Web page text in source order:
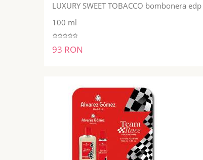
LUXURY SWEET TOBACCO bombonera
100 ml
93 RON
ADĂUGĂ ÎN COŞ